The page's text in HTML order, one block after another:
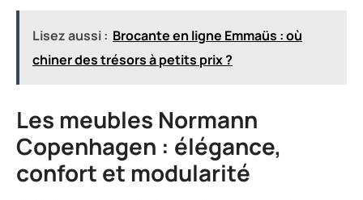
Lisez aussi : Brocante en ligne Emmaüs : où
chiner des trésors à petits prix ?
Les meubles Normann
Copenhagen : élégance,
confort et modularité